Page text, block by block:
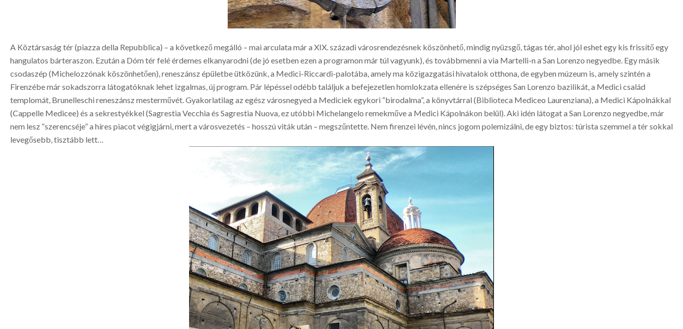
A Köztársaság tér (piazza della Repubblica) – a következő megálló – mai arculata már a XIX. századi városrendezésnek köszönhető, mindig nyüzsgő, tágas tér, ahol jól eshet egy kis frissítő egy
hangulatos bárteraszon. Ezután a Dóm tér felé érdemes elkanyarodni (de jó esetben ezen a programon már túl vagyunk), és továbbmenni a via Martelli-n a San Lorenzo negyedbe. Egy másik
csodaszép (Michelozzónak köszönhetően), reneszánsz épületbe ütközünk, a Medici-Riccardi-palotába, amely ma közigazgatási hivatalok otthona, de egyben múzeum is, amely szintén a
Firenzébe már sokadszorra látogatóknak lehet izgalmas, új program. Pár lépéssel odébb találjuk a befejezetlen homlokzata ellenére is szépséges San Lorenzo bazilikát, a Medici család
templomát, Brunelleschi reneszánsz mesterművét. Gyakorlatilag az egész városnegyed a Mediciek egykori “birodalma”, a könyvtárral (Biblioteca Mediceo Laurenziana), a Medici Kápolnákkal
(Cappelle Medicee) és a sekrestyékkel (Sagrestia Vecchia és Sagrestia Nuova, ez utóbbi Michelangelo remekműve a Medici Kápolnákon belül). Aki idén látogat a San Lorenzo negyedbe, már
nem lesz “szerencséje” a híres piacot végigjárni, mert a városvezetés – hosszú viták után – megszűntette. Nem firenzei lévén, nincs jogom polemizálni, de egy biztos: túrista szemmel a tér sokkal
levegősebb, tisztább lett…